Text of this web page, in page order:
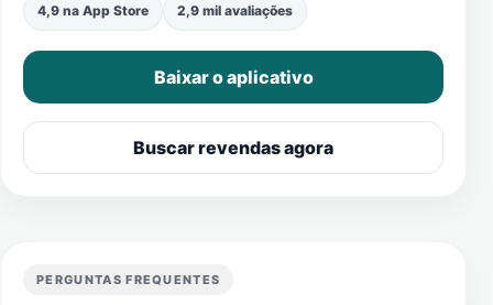
4,9 na App Store 2,9 mil avaliações
Baixar o aplicativo
Buscar revendas agora
PERGUNTAS FREQUENTES